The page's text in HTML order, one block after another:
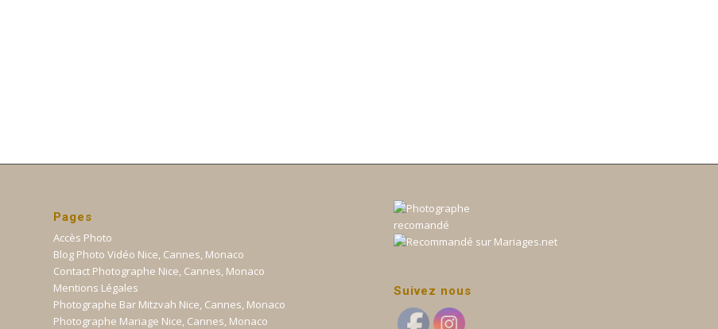
Pages
Accès Photo
Blog Photo Vidéo Nice, Cannes, Monaco
Contact Photographe Nice, Cannes, Monaco
Mentions Légales
Photographe Bar Mitzvah Nice, Cannes, Monaco
Photographe Mariage Nice, Cannes, Monaco
Suivez nous